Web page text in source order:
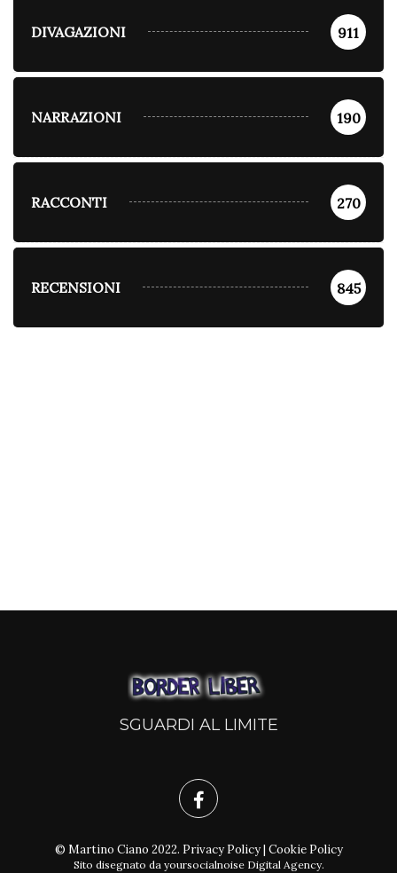
DIVAGAZIONI 911
NARRAZIONI 190
RACCONTI 270
RECENSIONI 845
SGUARDI AL LIMITE
© Martino Ciano 2022. Privacy Policy| Cookie Policy
Sito disegnato da yoursocialnoise Digital Agency.